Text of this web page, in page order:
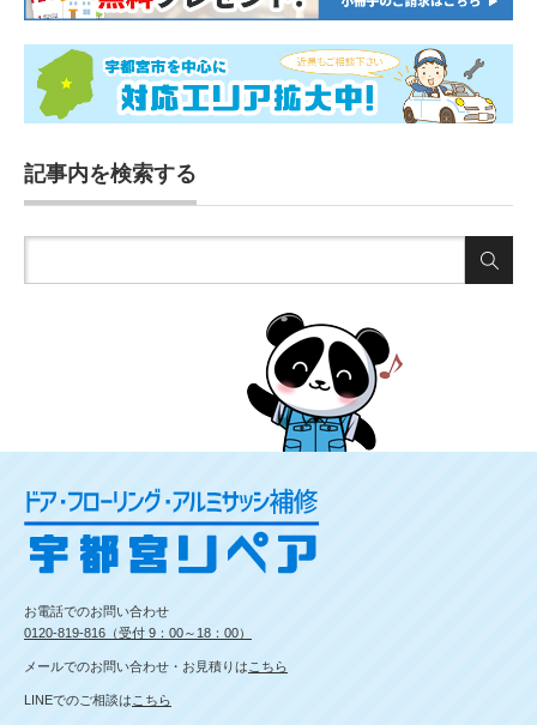
記事内を検索する
お電話でのお問い合わせ
0120-819-816（受付 9：00～18：00）
メールでのお問い合わせ・お見積りは こちら
LINEでのご相談は こちら